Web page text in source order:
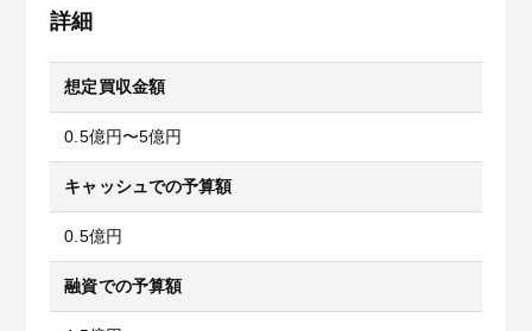
詳細
想定買収金額
0.5億円〜5億円
キャッシュでの予算額
0.5億円
融資での予算額